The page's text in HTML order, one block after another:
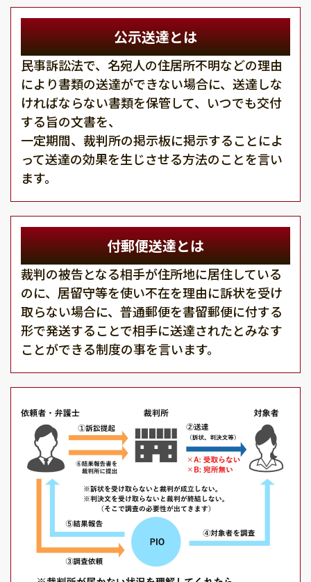
公示送達とは
民事訴訟法で、名宛人の住居所不明などの理由
により書類の送達ができない場合に、送達しな
ければならない書類を保管して、いつでも交付
する旨の文書を、
一定期間、裁判所の掲示板に掲示することによ
って送達の効果を生じさせる方法のことを言い
ます。
付郵便送達とは
裁判の被告となる相手が住所地に居住している
のに、居留守等を使い不在を理由に訴状を受け
取らない場合に、普通郵便を書留郵便に付する
形で発送することで相手に送達されたとみなす
ことができる制度の事を言います。